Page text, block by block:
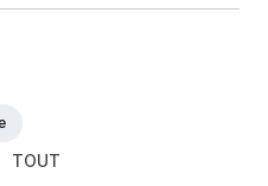
TOUT